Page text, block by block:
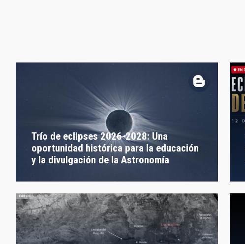
Trío de eclipses 2026-2028: Una
oportunidad histórica para la educación
y la divulgación de la Astronomía